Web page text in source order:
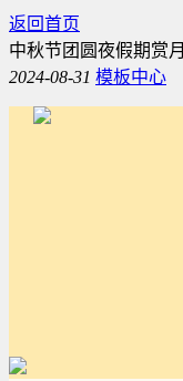
返回首页
中秋节团圆夜假期赏
2024-08-31 模板中心